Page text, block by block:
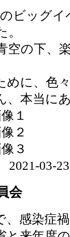
ビッグイ
空の下、
めに、色
、本当に
2021-03-
会
感染症